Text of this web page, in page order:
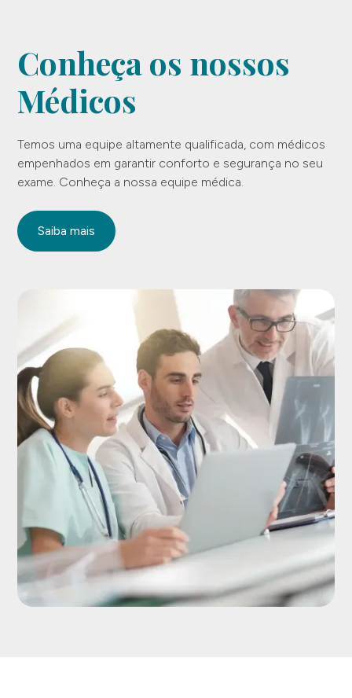
Conheça os nossos
Médicos
Temos uma equipe altamente qualificada, com médicos
empenhados em garantir conforto e segurança no seu
exame. Conheça a nossa equipe médica.
Saiba mais